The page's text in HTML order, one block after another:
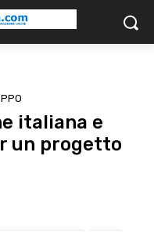
italiana e
un progetto